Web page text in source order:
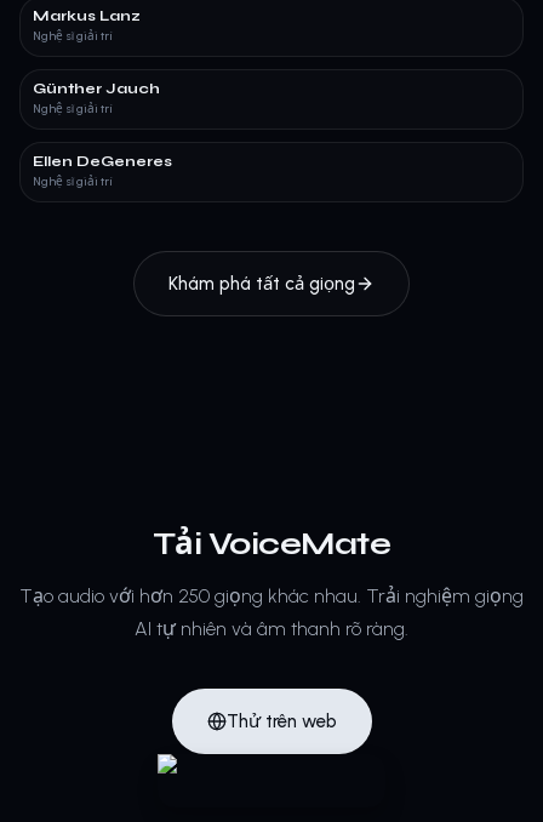
Markus Lanz
Nghệ sĩ giải trí
Günther Jauch
Nghệ sĩ giải trí
Ellen DeGeneres
Nghệ sĩ giải trí
Khám phá tất cả giọng
Tải VoiceMate
Tạo audio với hơn 250 giọng khác nhau. Trải nghiệm giọng
AI tự nhiên và âm thanh rõ ràng.
Thử trên web